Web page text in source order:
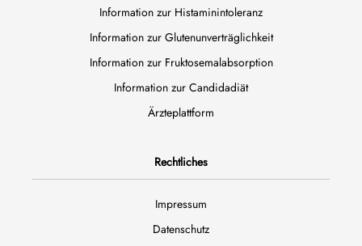
Information zur Histaminintoleranz
Information zur Glutenunverträglichkeit
Information zur Fruktosemalabsorption
Information zur Candidadiät
Ärzteplattform
Rechtliches
Impressum
Datenschutz